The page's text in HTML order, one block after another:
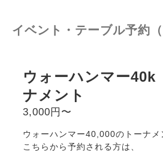
イベント・テーブル予約（
ウォーハンマー
ナメント
3,000円〜
ウォーハンマー40,000のトーナメ
こちらから予約される方は、